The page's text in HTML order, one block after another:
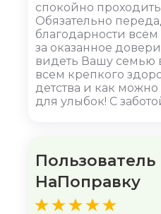
спокойно
Обязательно
благодарности
за оказанное
видеть Вашу семью
всем крепкого
детства и как
для улыбок! С
Пользователь
НаПоправку